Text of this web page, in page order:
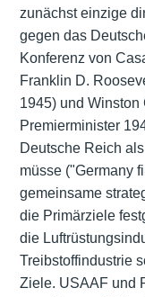
zunächst einzige
gegen das
Konferenz von
Franklin D.
1945) und
Premierminister
Deutsche Reich
müsse ("Germany
gemeinsame
die Primärziele
die
Treibstoffindustrie
Ziele. USAAF und